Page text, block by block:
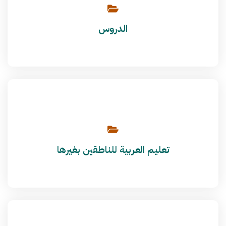
الدروس
تعليم العربية للناطقين بغيرها